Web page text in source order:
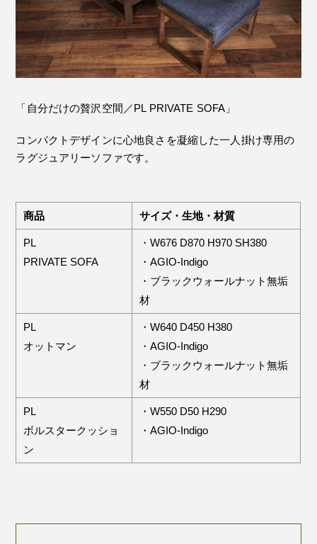
「自分だけの贅沢空間／PL PRIVATE SOFA」
コンパクトデザインに心地良さを凝縮した一人掛け専用の
ラグジュアリーソファです。
商品 サイズ・生地・材質
PL
PRIVATE SOFA
・W676 D870 H970 SH380
・AGIO-Indigo
・ブラックウォールナット無垢
材
PL
オットマン
・W640 D450 H380
・AGIO-Indigo
・ブラックウォールナット無垢
材
PL
ボルスタークッショ
ン
・W550 D50 H290
・AGIO-Indigo